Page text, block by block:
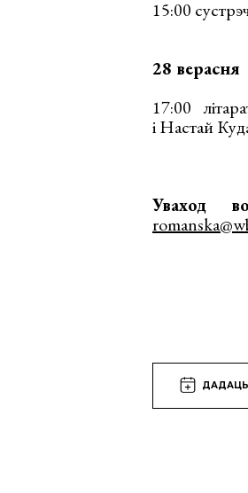
15:00
28 верасня
17:00
і Настай
Уваход
ДАДАЦЬ